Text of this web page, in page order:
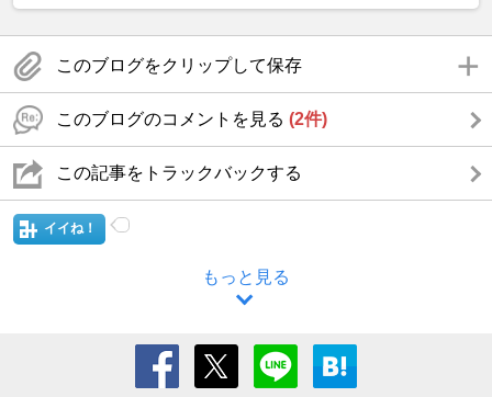
このブログをクリップして保存
このブログのコメントを見る (2件)
この記事をトラックバックする
イイね！
もっと見る